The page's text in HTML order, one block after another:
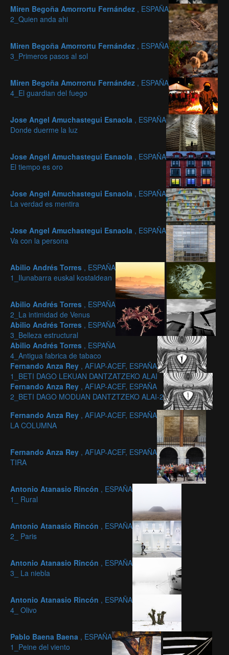
Miren Begoña Amorrortu Fernández , ESPAÑA
2_Quien anda ahi
Miren Begoña Amorrortu Fernández , ESPAÑA
3_Primeros pasos al sol
Miren Begoña Amorrortu Fernández , ESPAÑA
4_El guardian del fuego
Jose Angel Amuchastegui Esnaola , ESPAÑA
Donde duerme la luz
Jose Angel Amuchastegui Esnaola , ESPAÑA
El tiempo es oro
Jose Angel Amuchastegui Esnaola , ESPAÑA
La verdad es mentira
Jose Angel Amuchastegui Esnaola , ESPAÑA
Va con la persona
Abilio Andrés Torres , ESPAÑA
1_Ilunabarra euskal kostaldean
Abilio Andrés Torres , ESPAÑA
2_La intimidad de Venus
Abilio Andrés Torres , ESPAÑA
3_Belleza estructural
Abilio Andrés Torres , ESPAÑA
4_Antigua fabrica de tabaco
Fernando Anza Rey , AFIAP-ACEF, ESPAÑA
1_BETI DAGO LEKUAN DANTZATZEKO ALAI
Fernando Anza Rey , AFIAP-ACEF, ESPAÑA
2_BETI DAGO MODUAN DANTZTZEKO ALAI-2
Fernando Anza Rey , AFIAP-ACEF, ESPAÑA
LA COLUMNA
Fernando Anza Rey , AFIAP-ACEF, ESPAÑA
TIRA
Antonio Atanasio Rincón , ESPAÑA
1_ Rural
Antonio Atanasio Rincón , ESPAÑA
2_ Paris
Antonio Atanasio Rincón , ESPAÑA
3_ La niebla
Antonio Atanasio Rincón , ESPAÑA
4_ Olivo
Pablo Baena Baena , ESPAÑA
1_Peine del viento